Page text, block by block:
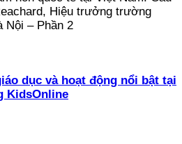
dục và hoạt động nổi bật tại
KidsOnline